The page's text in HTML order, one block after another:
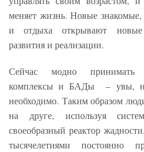
меняет жизнь. Новые
и отдыха открывают новые
развития и реализации.
Сейчас модно принимать
комплексы и БАДы – увы,
необходимо. Таким образом
на друге, используя
своеобразный реактор
тысячелетиями постоянно